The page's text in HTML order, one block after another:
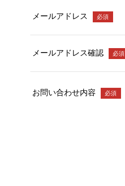
メールアドレス 必須
メールアドレス確認 必須
お問い合わせ内容 必須